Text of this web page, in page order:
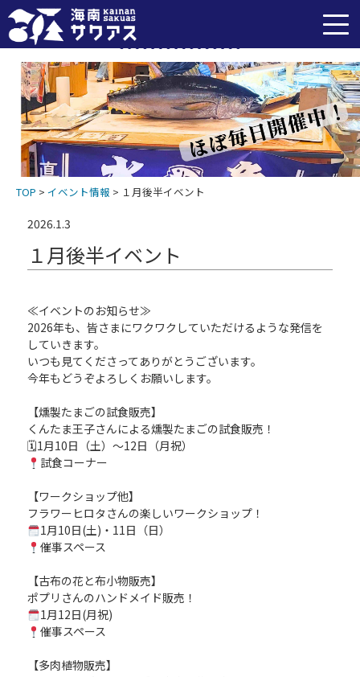
イベント情報
TOP > イベント情報 > １月後半イベント
2026.1.3
１月後半イベント
≪イベントのお知らせ≫
2026年も、皆さまにワクワクしていただけるような発信を
していきます。
いつも見てくださってありがとうございます。
今年もどうぞよろしくお願いします。
【燻製たまごの試食販売】
くんたま王子さんによる燻製たまごの試食販売！
🗓1月10日（土）～12日（月祝）
試食コーナー
【ワークショップ他】
フラワーヒロタさんの楽しいワークショップ！
1月10日(土) ・ 11日（日）
催事スペース
【古布の花と布小物販売】
ポプリさんのハンドメイド販売！
1月12日(月祝)
催事スペース
【多肉植物販売】